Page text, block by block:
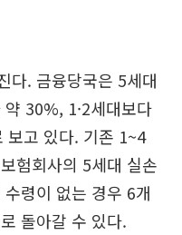
다. 금융당국은 5세대
30%, 1·2세대보다
보고 있다. 기존 1~4
험회사의 5세대 실손
령이 없는 경우 6개
돌아갈 수 있다.